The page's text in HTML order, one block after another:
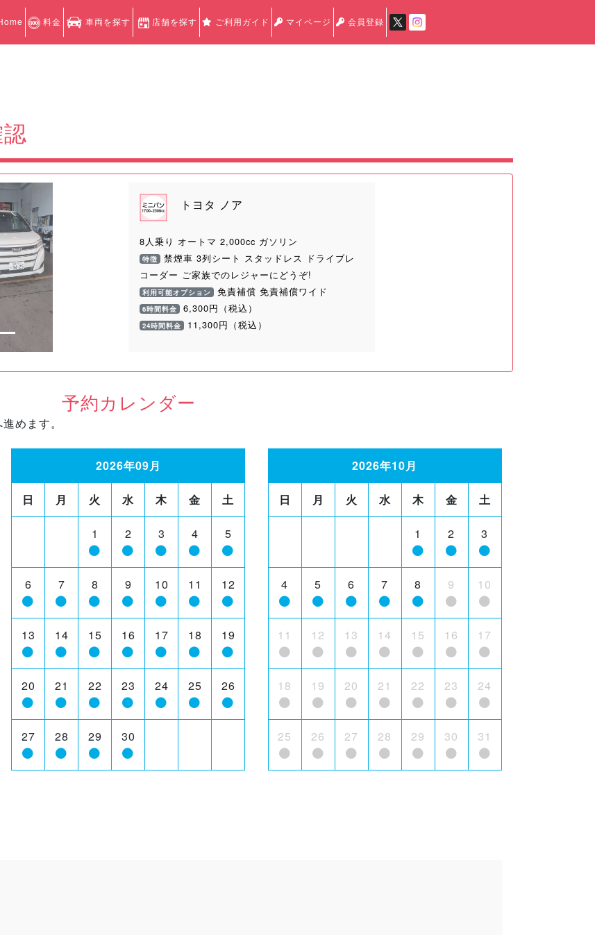
料金 車両を探す 店舗を探す ご利用ガイド マイページ 会員登録
トヨタ ノア
8人乗り オートマ 2,000cc ガソリン
特徴 禁煙車 3列シート スタッドレス ドライブレ
コーダー ご家族でのレジャーにどうぞ!
利用可能オプション 免責補償 免責補償ワイド
6時間料金 6,300円（税込）
24時間料金 11,300円（税込）
予約カレンダー
めます。
2026年09月
日 月 火 水 木 金 土
1 2 3 4 5
6 7 8 9 10 11 12
13 14 15 16 17 18 19
20 21 22 23 24 25 26
27 28 29 30
2026年10月
日 月 火 水 木 金 土
1 2 3
4 5 6 7 8 9 10
11 12 13 14 15 16 17
18 19 20 21 22 23 24
25 26 27 28 29 30 31